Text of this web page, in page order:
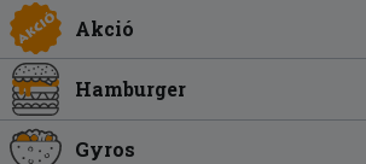
Akció
Hamburger
Gyros